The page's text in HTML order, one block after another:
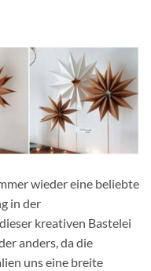
wieder eine beliebte
in der
kreativen Bastelei
anders, da die
uns eine breite